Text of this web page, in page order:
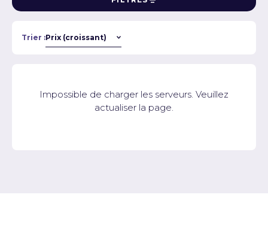
Trier :
Impossible de charger les serveurs. Veuillez
actualiser la page.